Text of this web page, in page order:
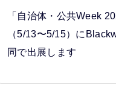
「自治体・公共Week
（5/13〜5/15）に
同で出展します